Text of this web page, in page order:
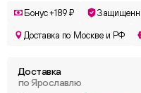
Бонус +189 ₽
Доставка по Москве и РФ
Доставка
по Ярославлю